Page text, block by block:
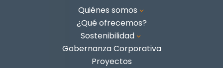
Quiénes somos 3
¿Qué ofrecemos?
Sostenibilidad 3
Gobernanza Corporativa
Proyectos